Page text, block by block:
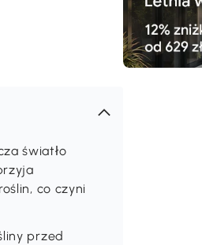
światło
co czyni
przed